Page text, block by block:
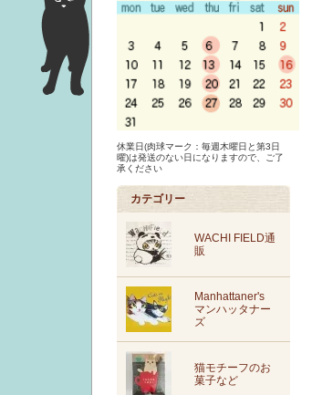
休業日(肉球マーク：毎週木曜日と第3日
曜)は発送のない日になりますので、ご了
承ください
カテゴリー
WACHI FIELD通
販
Manhattaner's
マンハッタナー
ズ
猫モチーフのお
菓子など